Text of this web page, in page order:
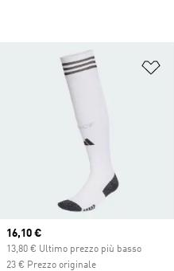
Current price
16,10 €
13,80 € Ultimo prezzo più basso
23 € Prezzo originale